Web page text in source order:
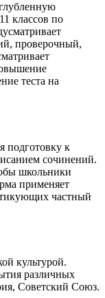
классов по
проверочный,
теста на
подготовку к
сочинений.
школьники
применяет
частный
культурой.
различных
Советский Союз.